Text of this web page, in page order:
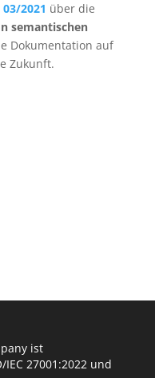
2021 über die
semantischen
Dokumentation auf
Zukunft.
ist
27001:2022 und